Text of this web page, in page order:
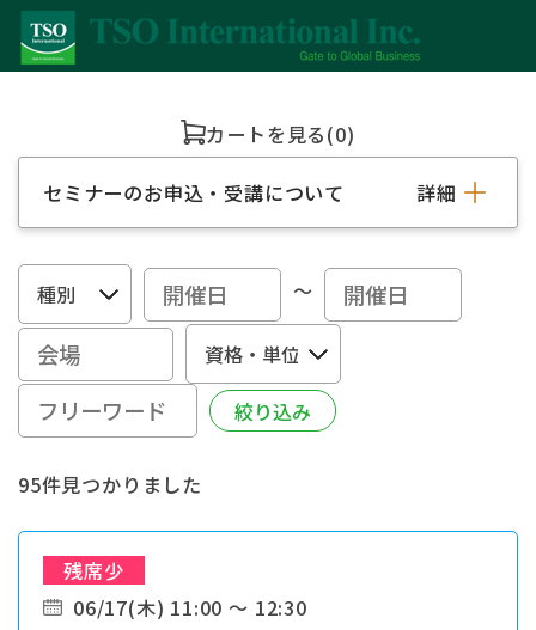
カートを見る(0)
セミナーのお申込・受講について 詳細
～
95件見つかりました
残席少
06/17(木) 11:00 ～ 12:30